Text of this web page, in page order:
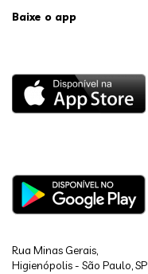
Baixe o app
Rua Minas Gerais,
Higienópolis - São Paulo, SP